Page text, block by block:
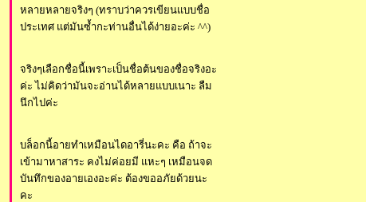
หลายหลายจริงๆ (ทราบว่าควรเขียนแบบชื่อ
ประเทศ แต่มันซ้ำกะท่านอื่นได้ง่ายอะค่ะ ^^)
จริงๆเลือกชื่อนี้เพราะเป็นชื่อต้นของชื่อจริงอะ
ค่ะ ไม่คิดว่ามันจะอ่านได้หลายแบบเนาะ ลืม
นึกไปค่ะ
บล็อกนี้อายทำเหมือนไดอารี่นะคะ คือ ถ้าจะ
เข้ามาหาสาระ คงไม่ค่อยมี แหะๆ เหมือนจด
บันทึกของอายเองอะค่ะ ต้องขออภัยด้วยนะ
คะ